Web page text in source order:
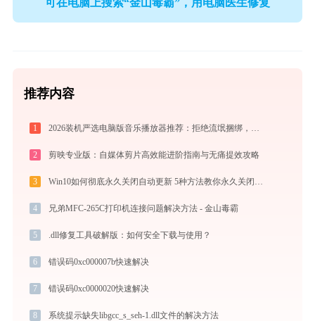
可在电脑上搜索“金山毒霸”，用电脑医生修复
推荐内容
1 2026装机严选电脑版音乐播放器推荐：拒绝流氓捆绑，还原极致无损心流音质
2 剪映专业版：自媒体剪片高效能进阶指南与无痛提效攻略
3 Win10如何彻底永久关闭自动更新 5种方法教你永久关闭win10自动更新
4 兄弟MFC-265C打印机连接问题解决方法 - 金山毒霸
5 .dll修复工具破解版：如何安全下载与使用？
6 错误码0xc000007b快速解决
7 错误码0xc0000020快速解决
8 系统提示缺失libgcc_s_seh-1.dll文件的解决方法